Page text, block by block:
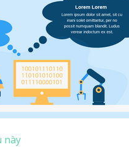
này